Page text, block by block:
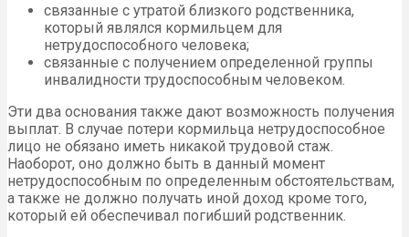
связанные с утратой близкого родственника,
который являлся кормильцем для
нетрудоспособного человека;
связанные с получением определенной группы
инвалидности трудоспособным человеком.
Эти два основания также дают возможность получения
выплат. В случае потери кормильца нетрудоспособное
лицо не обязано иметь никакой трудовой стаж.
Наоборот, оно должно быть в данный момент
нетрудоспособным по определенным обстоятельствам,
а также не должно получать иной доход кроме того,
который ей обеспечивал погибший родственник.